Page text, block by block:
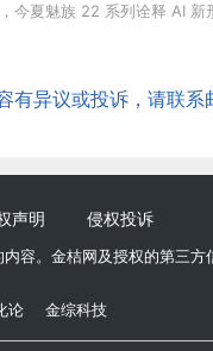
今夏魅族 22 系列诠释 AI 新
有异议或投诉，请联
声明 侵权投诉
容。金桔网及授权的第三
论 金综科技